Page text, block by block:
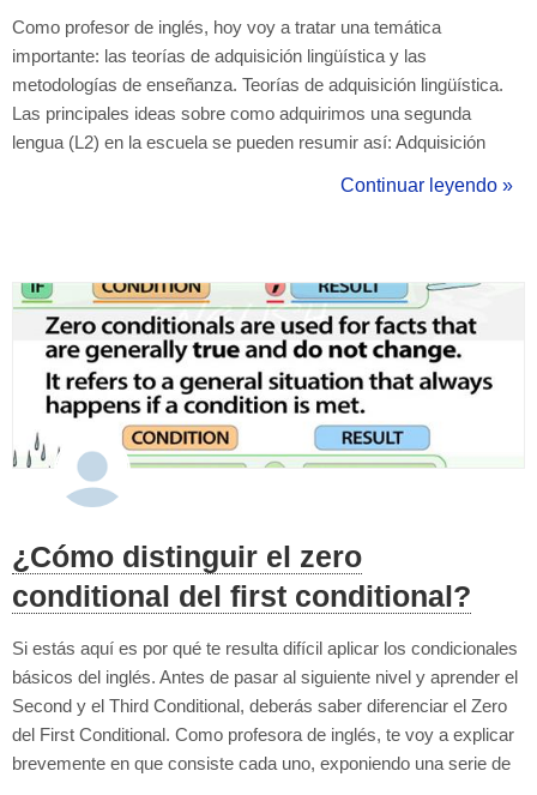
Como profesor de inglés, hoy voy a tratar una temática
importante: las teorías de adquisición lingüística y las
metodologías de enseñanza. Teorías de adquisición lingüística.
Las principales ideas sobre como adquirimos una segunda
lengua (L2) en la escuela se pueden resumir así: Adquisición
aprendemos nuestra lengua materna (L1): adquisición intuitiva
Continuar leyendo »
¿Cómo distinguir el zero
conditional del first conditional?
Si estás aquí es por qué te resulta difícil aplicar los condicionales
básicos del inglés. Antes de pasar al siguiente nivel y aprender el
Second y el Third Conditional, deberás saber diferenciar el Zero
del First Conditional. Como profesora de inglés, te voy a explicar
brevemente en que consiste cada uno, exponiendo una serie de